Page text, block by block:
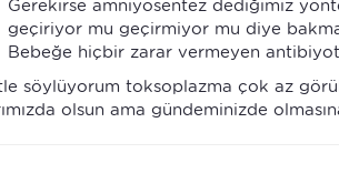
Gerekirse amniyosentez dediğimiz
geçiriyor mu geçirmiyor mu diye
Bebeğe hiçbir zarar vermeyen
söylüyorum toksoplazma çok az
olsun ama gündeminizde